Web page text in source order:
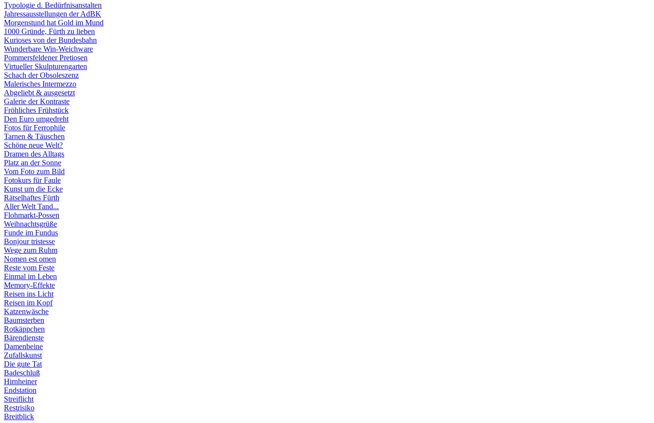
Typologie d. Bedürfnisanstalten
Jahressausstellungen der AdBK
Morgenstund hat Gold im Mund
1000 Gründe, Fürth zu lieben
Kurioses von der Bundesbahn
Wunderbare Win-Weichware
Pommersfeldener Pretiosen
Virtueller Skulpturengarten
Schach der Obsoleszenz
Malerisches Intermezzo
Abgeliebt & ausgesetzt
Galerie der Kontraste
Fröhliches Frühstück
Den Euro umgedreht
Fotos für Ferrophile
Tarnen & Täuschen
Schöne neue Welt?
Dramen des Alltags
Platz an der Sonne
Vom Foto zum Bild
Fotokurs für Faule
Kunst um die Ecke
Rätselhaftes Fürth
Aller Welt Tand...
Flohmarkt-Possen
Weihnachtsgrüße
Funde im Fundus
Bonjour tristesse
Wege zum Ruhm
Nomen est omen
Reste vom Feste
Einmal im Leben
Memory-Effekte
Reisen ins Licht
Reisen im Kopf
Katzenwäsche
Baumsterben
Rotkäppchen
Bärendienste
Damenbeine
Zufallskunst
Die gute Tat
Badeschluß
Hirnheiner
Endstation
Streiflicht
Restrisiko
Breitblick